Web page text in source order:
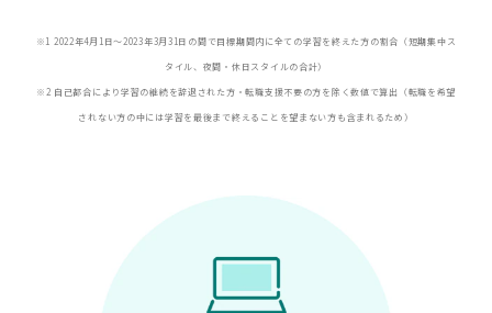
※1 2022年4月1日〜2023年3月31日の間で目標期間内に全ての学習を終えた方の割合（短期集中ス
タイル、夜間・休日スタイルの合計）
※2 自己都合により学習の継続を辞退された方・転職支援不要の方を除く数値で算出（転職を希望
されない方の中には学習を最後まで終えることを望まない方も含まれるため）